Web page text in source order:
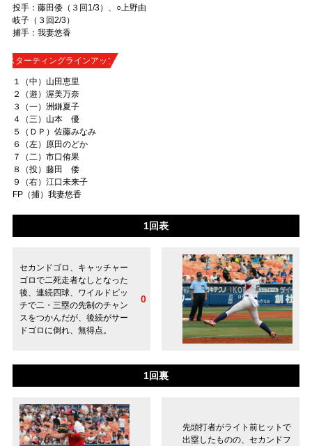
投手：藤田倭（３回1/3）、○上野由
岐子（３回2/3）
捕手：我妻悠香
スターティングラインアップ
１（中）山田恵里
２（遊）渥美万奈
３（一）洲鎌夏子
４（三）山本 優
５（ＤＰ）佐藤みなみ
６（左）原田のどか
７（二）市口侑果
８（投）藤田 倭
９（右）江口未来子
FP（捕）我妻悠香
1回表
セカンドゴロ、キャッチャー
ゴロで二死走者なしとなった
後、連続四球、ワイルドピッ
チで二・三塁の先制のチャン
スをつかんだが、後続がサー
ドゴロに倒れ、無得点。
0
1回裏
先頭打者がライト前ヒットで
出塁したものの、セカンドフ